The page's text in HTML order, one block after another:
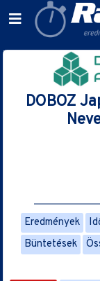
DOBOZ
Eredmények
Büntetések